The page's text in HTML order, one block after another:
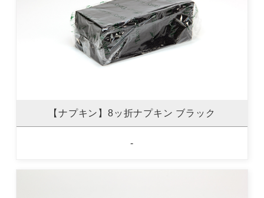
【ナプキン】8ッ折ナプキン ブラック
-